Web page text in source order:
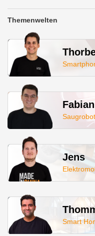
Themenwelten
Fabian
Jens
Smart